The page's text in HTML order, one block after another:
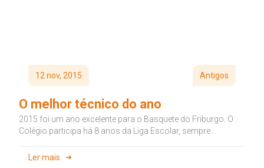
12 nov, 2015 Antigos
O melhor técnico do ano
2015 foi um ano excelente para o Basquete do Friburgo. O
Colégio participa há 8 anos da Liga Escolar, sempre...
Ler mais